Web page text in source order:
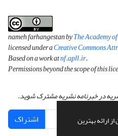
ارائه بهترین
nameh farhangestan byThe Academy
licensed under aCreative Commons
Based on a work atnf.apll.ir.
Permissions beyond the scope of this
در خبرنامه نشریه مشترک شوید.
اشتراک